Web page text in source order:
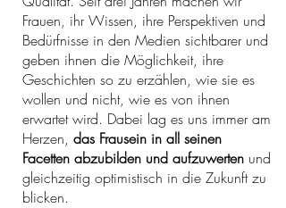
Frauen, ihr Wissen, ihre Perspektiven und
Bedürfnisse in den Medien sichtbarer und
geben ihnen die Möglichkeit, ihre
Geschichten so zu erzählen, wie sie es
wollen und nicht, wie es von ihnen
erwartet wird. Dabei lag es uns immer am
Herzen, das Frausein in all seinen
Facetten abzubilden und aufzuwerten und
gleichzeitig optimistisch in die Zukunft zu
blicken.